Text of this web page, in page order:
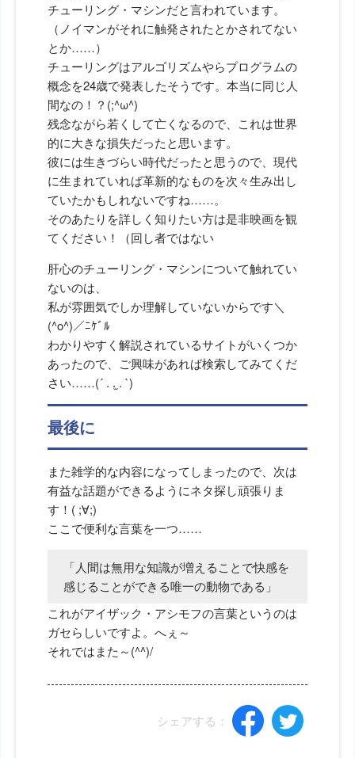
チューリング・マシンだと言われています。
（ノイマンがそれに触発されたとかされてない
とか……）
チューリングはアルゴリズムやらプログラムの
概念を24歳で発表したそうです。本当に同じ人
間なの！？(;^ω^)
残念ながら若くして亡くなるので、これは世界
的に大きな損失だったと思います。
彼には生きづらい時代だったと思うので、現代
に生まれていれば革新的なものを次々生み出し
ていたかもしれないですね……。
そのあたりを詳しく知りたい方は是非映画を観
てください！（回し者ではない
肝心のチューリング・マシンについて触れてい
ないのは、
私が雰囲気でしか理解していないからです＼
(^o^)／ﾆｹﾞﾙ
わかりやすく解説されているサイトがいくつか
あったので、ご興味があれば検索してみてくだ
さい……(´ . .̫ . `)
最後に
また雑学的な内容になってしまったので、次は
有益な話題ができるようにネタ探し頑張りま
す！( ;∀;)
ここで便利な言葉を一つ……
「人間は無用な知識が増えることで快感を
感じることができる唯一の動物である 」
これがアイザック・アシモフの言葉というのは
ガセらしいですよ。へぇ～
それではまた～(^^)/
シェアする：